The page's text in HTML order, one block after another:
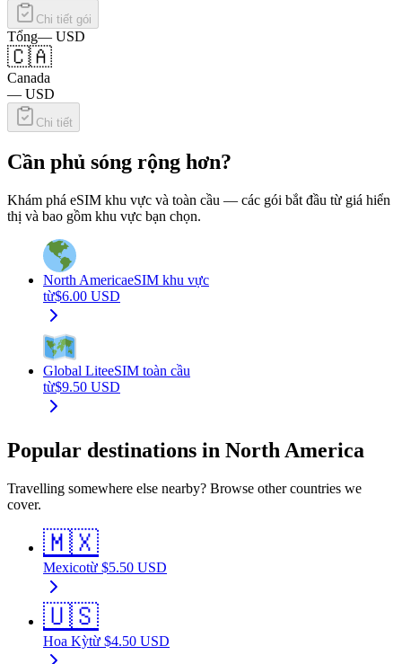
Chi tiết gói
Tổng— USD
🇨🇦
Canada
— USD
Chi tiết
Cần phủ sóng rộng hơn?
Khám phá eSIM khu vực và toàn cầu — các gói bắt đầu từ giá hiển
thị và bao gồm khu vực bạn chọn.
North AmericaeSIM khu vực
từ$6.00 USD
Global LiteeSIM toàn cầu
từ$9.50 USD
Popular destinations in North America
Travelling somewhere else nearby? Browse other countries we
cover.
🇲🇽
Mexicotừ $5.50 USD
🇺🇸
Hoa Kỳtừ $4.50 USD